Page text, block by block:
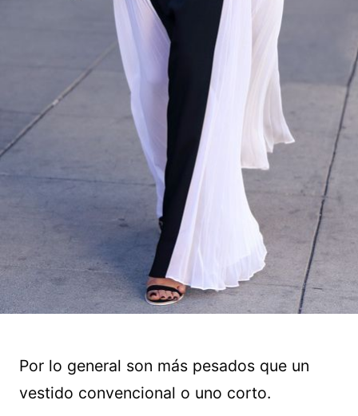
Por lo general son más pesados que un
vestido convencional o uno corto.